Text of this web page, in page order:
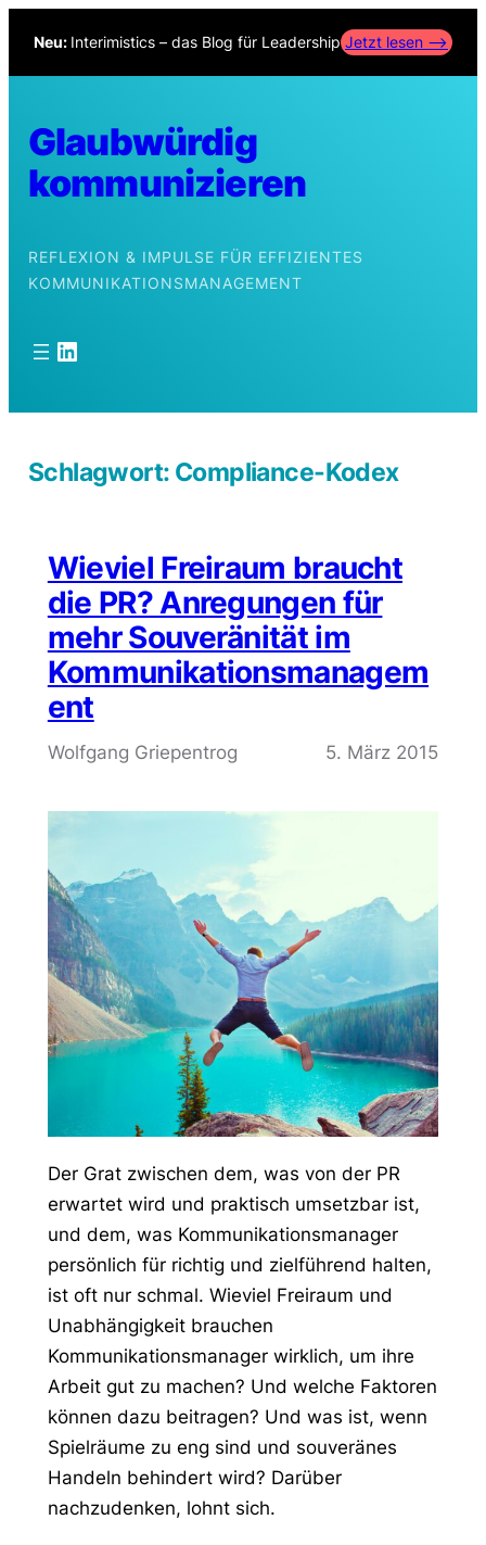
Inhalt
Neu: Interimistics – das Blog für Leadership Jetzt lesen –>
Glaubwürdig
kommunizieren
REFLEXION & IMPULSE FÜR EFFIZIENTES
KOMMUNIKATIONSMANAGEMENT
LinkedIn
Schlagwort: Compliance-Kodex
Wieviel Freiraum braucht
die PR? Anregungen für
mehr Souveränität im
Kommunikationsmanagem
ent
Wolfgang Griepentrog 5. März 2015
Der Grat zwischen dem, was von der PR
erwartet wird und praktisch umsetzbar ist,
und dem, was Kommunikationsmanager
persönlich für richtig und zielführend halten,
ist oft nur schmal. Wieviel Freiraum und
Unabhängigkeit brauchen
Kommunikationsmanager wirklich, um ihre
Arbeit gut zu machen? Und welche Faktoren
können dazu beitragen? Und was ist, wenn
Spielräume zu eng sind und souveränes
Handeln behindert wird? Darüber
nachzudenken, lohnt sich.